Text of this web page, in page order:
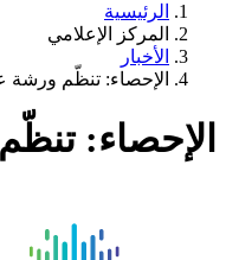
الرئيسية
المركز الإعلامي
الأخبار
الإحصاء: تنظّم ورشة
الإحصاء: